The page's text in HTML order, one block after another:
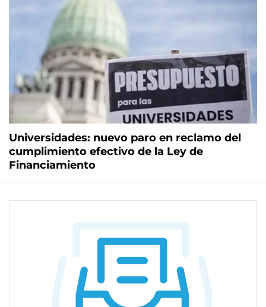
Universidades: nuevo paro en reclamo del
cumplimiento efectivo de la Ley de
Financiamiento